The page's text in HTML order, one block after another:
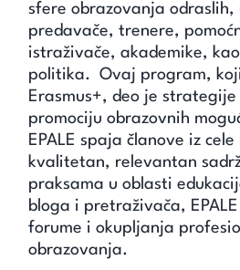
sfere obrazovanja odraslih,
predavače, trenere,
istraživače, akademike,
politika. Ovaj program,
Erasmus+, deo je
promociju obrazovnih
EPALE spaja članove iz
kvalitetan, relevantan
praksama u oblasti
bloga i pretraživača,
forume i okupljanja
obrazovanja.